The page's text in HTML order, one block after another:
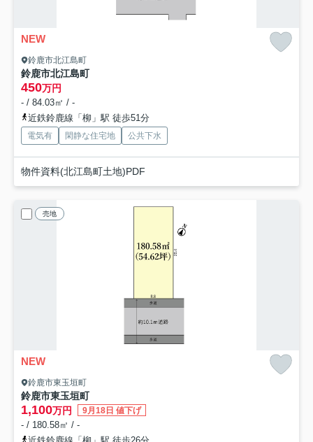
NEW
鈴鹿市北江島町
鈴鹿市北江島町
450万円
- / 84.03㎡ / -
近鉄鈴鹿線「柳」駅 徒歩51分
電気有 閑静な住宅地 公共下水
物件資料(北江島町土地)PDF
売地
NEW
鈴鹿市東玉垣町
鈴鹿市東玉垣町
1,100万円 9月18日 値下げ
- / 180.58㎡ / -